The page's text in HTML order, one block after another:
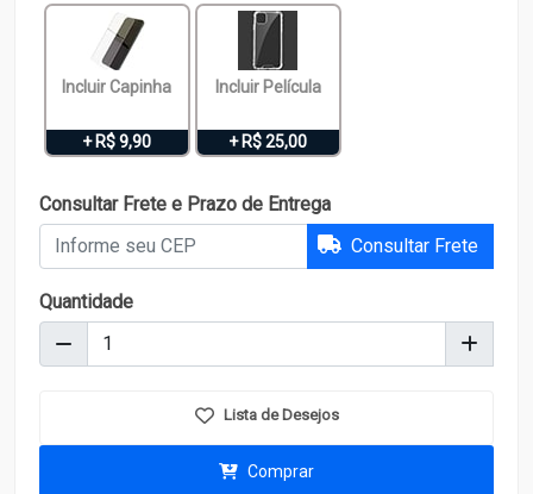
Incluir Capinha
+ R$ 9,90
Incluir Película
+ R$ 25,00
Consultar Frete e Prazo de Entrega
Consultar Frete
Quantidade
Lista de Desejos
Comprar